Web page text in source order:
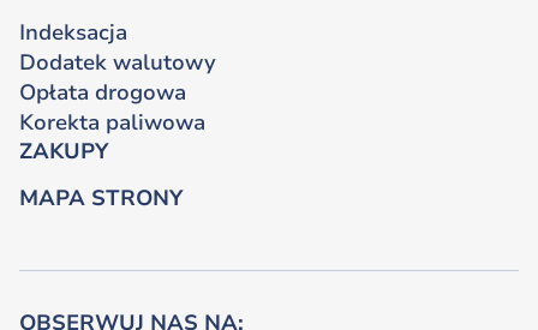
OBSERWUJ NAS NA:
Indeksacja
Dodatek walutowy
Opłata drogowa
Korekta paliwowa
ZAKUPY
MAPA STRONY